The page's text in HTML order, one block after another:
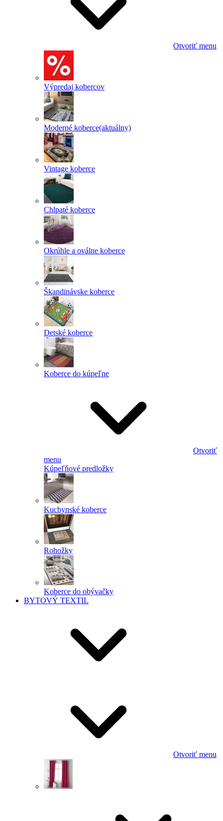
Otvoriť menu
Výpredaj kobercov
Moderné koberce(aktuálny)
Vintage koberce
Chlpaté koberce
Okrúhle a oválne koberce
Škandinávske koberce
Detské koberce
Koberce do kúpeľne
Otvoriť
menu
Kúpeľňové predložky
Kuchynské koberce
Rohožky
Koberce do obývačky
BYTOVÝ TEXTIL
Otvoriť menu